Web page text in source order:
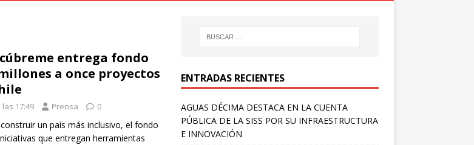
entrega fondo
a once proyectos
las 17:49 Prensa 0
un país más inclusivo, el fondo
que entregan herramientas
ENTRADAS RECIENTES
AGUAS DÉCIMA DESTACA EN LA CUENTA
PÚBLICA DE LA SISS POR SU INFRAESTRUCTURA
E INNOVACIÓN